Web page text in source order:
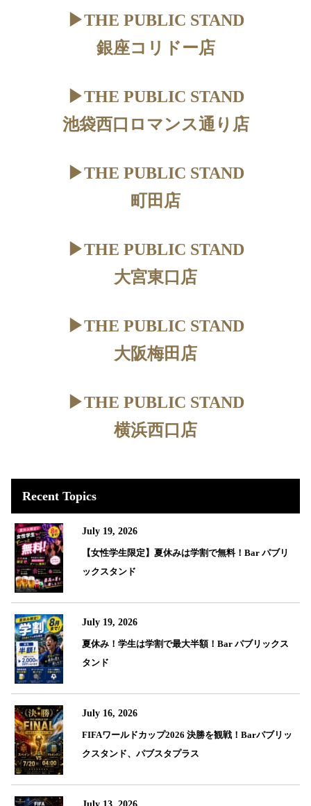
▶︎THE PUBLIC STAND
銀座コリドー店
▶︎THE PUBLIC STAND
池袋西口ロマンス通り店
▶︎THE PUBLIC STAND
町田店
▶︎THE PUBLIC STAND
大宮東口店
▶︎THE PUBLIC STAND
大阪梅田店
▶︎THE PUBLIC STAND
横浜西口店
Recent Topics
July 19, 2026
【女性学生限定】夏休みは学割で無料！Bar パブリ
ックスタンド
July 19, 2026
夏休み！学生は学割で最大半額！Bar パブリックス
タンド
July 16, 2026
FIFAワールドカップ2026 決勝を観戦！Barパブリッ
クスタンド、パブスタプラス